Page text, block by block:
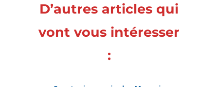
D’autres articles qui
vont vous intéresser
: